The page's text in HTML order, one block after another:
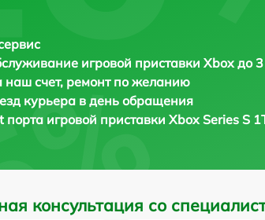
игровой приставки Xbox до 3
наш счет, ремонт по желанию
курьера в день обращения
игровой приставки Xbox Series S
консультация со